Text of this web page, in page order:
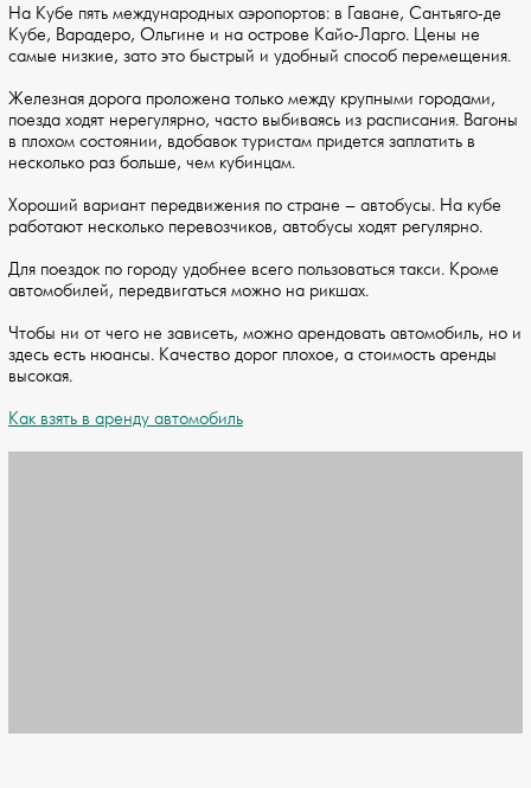
На Кубе пять международных аэропортов: в Гаване, Сантьяго-де
Кубе, Варадеро, Ольгине и на острове Кайо-Ларго. Цены не
самые низкие, зато это быстрый и удобный способ перемещения.
Железная дорога проложена только между крупными городами,
поезда ходят нерегулярно, часто выбиваясь из расписания. Вагоны
в плохом состоянии, вдобавок туристам придется заплатить в
несколько раз больше, чем кубинцам.
Хороший вариант передвижения по стране – автобусы. На кубе
работают несколько перевозчиков, автобусы ходят регулярно.
Для поездок по городу удобнее всего пользоваться такси. Кроме
автомобилей, передвигаться можно на рикшах.
Чтобы ни от чего не зависеть, можно арендовать автомобиль, но и
здесь есть нюансы. Качество дорог плохое, а стоимость аренды
высокая.
Как взять в аренду автомобиль